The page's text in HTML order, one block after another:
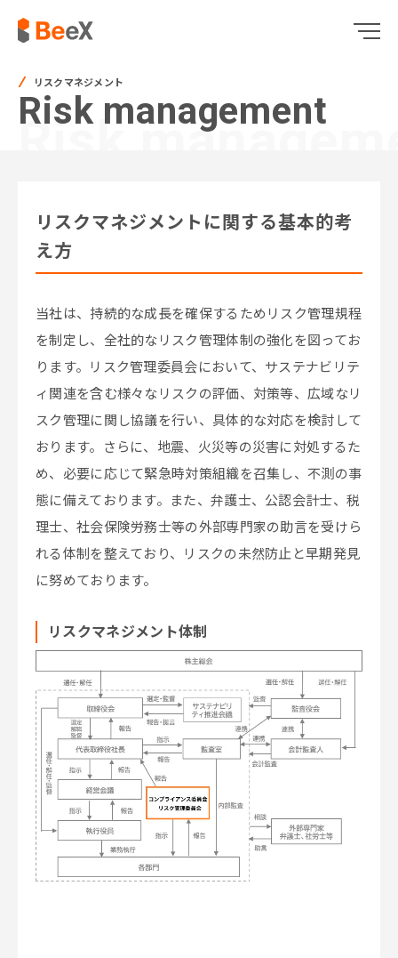
リスクマネジメント
Risk management
Risk
リスクマネジメントに関する基本的考
え方
当社は、持続的な成長を確保するためリスク管理規程
を制定し、全社的なリスク管理体制の強化を図ってお
ります。リスク管理委員会において、サステナビリテ
ィ関連を含む様々なリスクの評価、対策等、広域なリ
スク管理に関し協議を行い、具体的な対応を検討して
おります。さらに、地震、火災等の災害に対処するた
め、必要に応じて緊急時対策組織を召集し、不測の事
態に備えております。また、弁護士、公認会計士、税
理士、社会保険労務士等の外部専門家の助言を受けら
れる体制を整えており、リスクの未然防止と早期発見
に努めております。
リスクマネジメント体制